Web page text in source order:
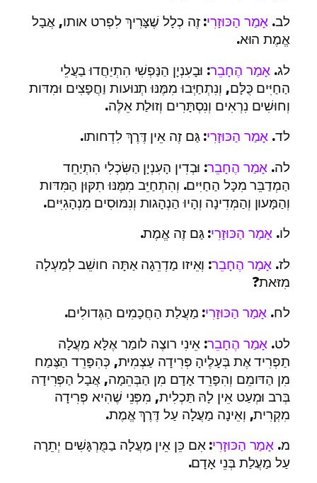
לב. אָמַר הַכּוּזָרִי: זֶה כְלָל שֶׁצָּרִיךְ לִפְרט אותו, אֲבָל
אֱמֶת הוּא.
לג. אָמַר הֶחָבֵר: וּבָעִנְיָן הַנַּפְשִׁי הִתְיַחֲדוּ בַעֲלֵי
הַחַיִּים כֻּלָּם, וְנִתְחַיְּבוּ מִמֶּנּוּ תְנוּעות וַחֲפָצִים וּמִדּות
וְחוּשִׁים נִרְאִים וְנִסְתָּרִים וְזוּלַת אֵלֶּה.
לד. אָמַר הַכּוּזָרִי: גַּם זֶה אֵין דֶּרֶךְ לִדְחותו.
לה. אָמַר הֶחָבֵר: וּבְדִין הָעִנְיָן הַשִּׂכְלִי הִתְיַחֵד
הַמְדַבֵּר מִכָּל הַחַיִּים. וְהִתְחַיֵּב מִמֶּנּוּ תִקּוּן הַמִּדּות
וְהַמָּעון וְהַמְּדִינָה וְהָיוּ הַנְהָגות וְנִמּוּסִים מִנְהָגִיִּים.
לו. אָמַר הַכּוּזָרִי: גַּם זֶה אֱמֶת.
לז. אָמַר הֶחָבֵר: וְאֵיזו מַדְרֵגָה אַתָּה חושֵׁב לְמַעְלָה
מִזּאת?
לח. אָמַר הַכּוּזָרִי: מַעֲלַת הַחֲכָמִים הַגְּדולִים.
לט. אָמַר הֶחָבֵר: אֵינִי רוצֶה לומַר אֶלָּא מַעֲלָה
תַפְרִיד אֶת בְּעָלֶיהָ פְּרִידָה עַצְמִית, כְּהִפָּרֵד הַצֶּמַח
מִן הַדּומֵם וְהִפָּרֵד אָדָם מִן הַבְּהֵמָה, אֲבָל הַפְּרִידָה
בְּרב וּמְעַט אֵין לָהּ תַּכְלִית, מִפְּנֵי שֶׁהִיא פְּרִידָה
מִקְרִית, וְאֵינָה מַעֲלָה עַל דֶּרֶךְ אֱמֶת.
מ. אָמַר הַכּוּזָרִי: אִם כֵּן אֵין מַעֲלָה בַמֻּרְגָּשִׁים יְתֵרָה
עַל מַעֲלַת בְּנֵי אָדָם.